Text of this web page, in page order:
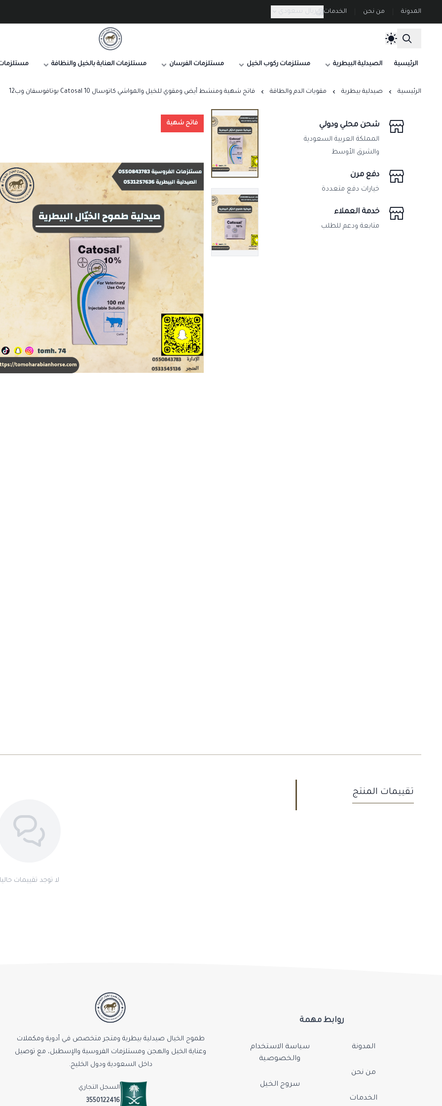
المدونة من نحن الخدمات ريال سعودي
صيدلية طموح الخيال البيطرية
الرئيسية الصيدلية البيطرية مستلزمات ركوب الخيل مستلزمات الفرسان مستلزمات العناية بالخيل والنظافة مستلزمات
الرئيسية صيدلية بيطرية مقويات الدم والطاقة فاتح شهية ومنشط أيض ومقوي للخيل والمواشي كاتوسال Catosal 10 بوتافوسفان وب12
فاتح شهية شحن محلي ودولي
المملكة العربية السعودية
والشرق الأوسط
دفع مرن
خيارات دفع متعددة
خدمة العملاء
متابعة ودعم للطلب
تقييمات المنتج
لا توجد تقييمات حاليا
روابط مهمة
المدونة
من نحن
الخدمات
سياسة الاستخدام
والخصوصية
سروج الخيل
طموح الخيال صيدلية بيطرية ومتجر متخصص في أدوية ومكملات
وعناية الخيل والهجن ومستلزمات الفروسية والإسطبل، مع توصيل
داخل السعودية ودول الخليج.
السجل التجاري
3550122416